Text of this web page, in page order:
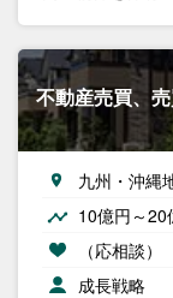
不動産売買、
九州・沖縄
10億円～20
（応相談）
成長戦略